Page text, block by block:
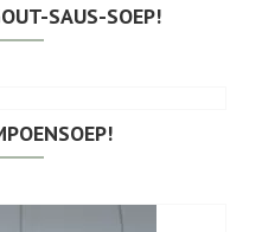
SAUS-SOEP!